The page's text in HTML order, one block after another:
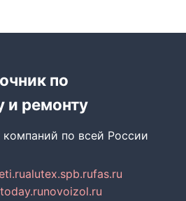
по
и ремонту
компаний по всей России
alutex.spb.rufas.ru
novoizol.ru